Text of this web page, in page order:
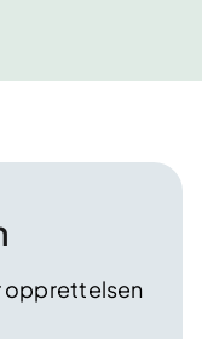
opprettelsen